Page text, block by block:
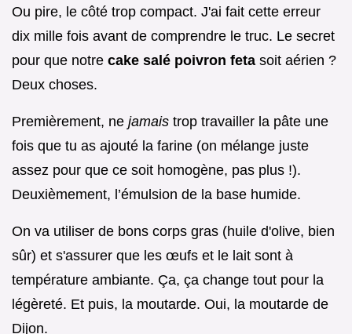
Ou pire, le côté trop compact. J'ai fait cette erreur
dix mille fois avant de comprendre le truc. Le secret
pour que notre cake salé poivron feta soit aérien ?
Deux choses.
Premièrement, ne jamais trop travailler la pâte une
fois que tu as ajouté la farine (on mélange juste
assez pour que ce soit homogène, pas plus !).
Deuxièmement, l’émulsion de la base humide.
On va utiliser de bons corps gras (huile d'olive, bien
sûr) et s'assurer que les œufs et le lait sont à
température ambiante. Ça, ça change tout pour la
légèreté. Et puis, la moutarde. Oui, la moutarde de
Dijon.